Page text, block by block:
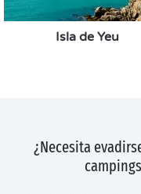
Isla de Yeu
¿Necesita